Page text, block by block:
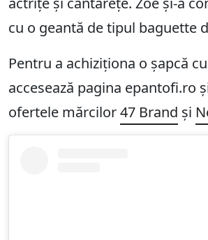
cu o geantă de tipul baguette
Pentru a achiziționa o șapcă
accesează pagina epantofi.ro
ofertele mărcilor47 Brand și